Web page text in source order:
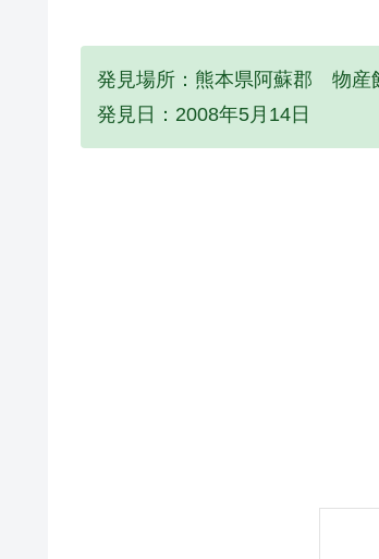
発見場所：熊本県阿蘇郡 物産
発見日：2008年5月14日